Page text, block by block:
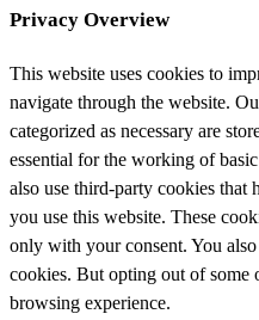
Privacy Overview
This website uses cookies to
navigate through the website.
categorized as necessary are
essential for the working of
also use third-party cookies that
you use this website. These
only with your consent. You
cookies. But opting out of some
browsing experience.